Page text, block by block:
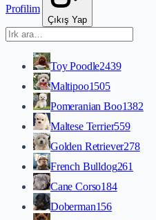
Profilim
Çıkış Yap
Toy Poodle2439
Maltipoo1505
Pomeranian Boo1382
Maltese Terrier559
Golden Retriever278
French Bulldog261
Cane Corso184
Doberman156